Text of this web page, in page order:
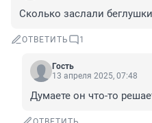
Сколько заслали
ОТВЕТИТЬ 1
Гость
13 апреля 2025, 07:48
Думаете он что-то